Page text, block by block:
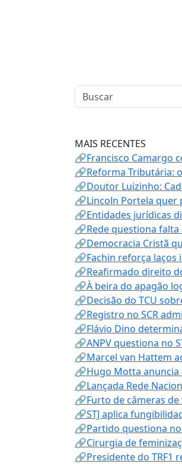
MAIS RECENTES
🔗Francisco Camargo
🔗Reforma Tributária:
🔗Doutor Luizinho:
🔗Lincoln Portela quer
🔗Entidades jurídicas
🔗Rede questiona
🔗Democracia Cristã
🔗Fachin reforça laços
🔗Reafirmado direito
🔗À beira do apagão
🔗Decisão do TCU
🔗Registro no SCR
🔗Flávio Dino
🔗ANPV questiona no
🔗Marcel van Hattem
🔗Hugo Motta
🔗Lançada Rede
🔗Furto de câmeras
🔗STJ aplica
🔗Partido questiona no
🔗Cirurgia de
🔗Presidente do TRF1